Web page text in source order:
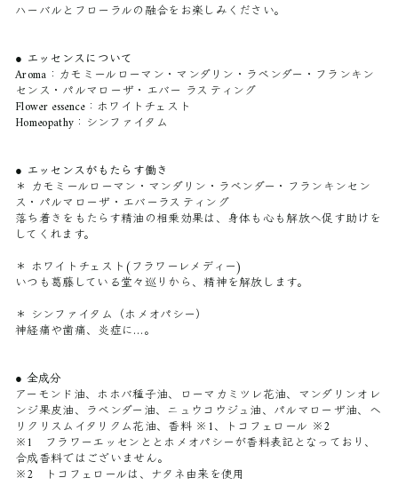
ハーバルとフローラルの融合をお楽しみください。
● エッセンスについて
Aroma：カモミールローマン・マンダリン・ラベンダー・フランキン
センス・パルマローザ・エバー ラスティング
Flower essence：ホワイトチェスト
Homeopathy：シンファイタム
● エッセンスがもたらす働き
＊ カモミールローマン・マンダリン・ラベンダー・フランキンセン
ス・パルマローザ・エバーラスティング
落ち着きをもたらす精油の相乗効果は、身体も心も解放へ促す助けを
してくれます。
＊ ホワイトチェスト(フラワーレメディー)
いつも葛藤している堂々巡りから、精神を解放します。
＊ シンファイタム（ホメオパシー）
神経痛や歯痛、炎症に…。
● 全成分
アーモンド油、ホホバ種子油、ローマカミツレ花油、マンダリンオレ
ンジ果皮油、ラベンダー油、ニュウコウジュ油、パルマローザ油、ヘ
リクリスムイタリクム花油、香料 ※1、トコフェロール ※2
※1 フラワーエッセンととホメオパシーが香料表記となっており、
合成香料ではございません。
※2 トコフェロールは、ナタネ由来を使用